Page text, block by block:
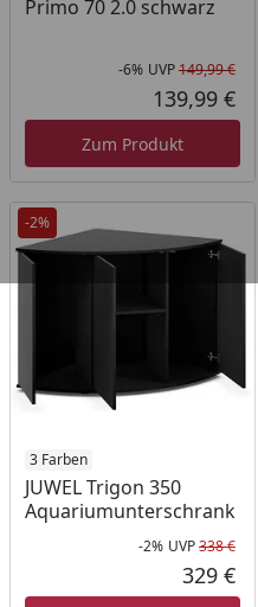
Primo 70 2.0 schwarz
-6% UVP149,99 €
139,99 €
Zum Produkt
-2%
3 Farben
JUWEL Trigon 350
Aquariumunterschrank
-2% UVP338 €
329 €